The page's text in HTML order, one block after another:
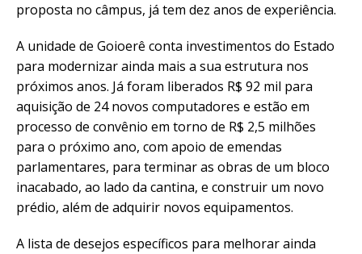
proposta no câmpus, já tem dez anos de experiência.
A unidade de Goioerê conta investimentos do Estado
para modernizar ainda mais a sua estrutura nos
próximos anos. Já foram liberados R$ 92 mil para
aquisição de 24 novos computadores e estão em
processo de convênio em torno de R$ 2,5 milhões
para o próximo ano, com apoio de emendas
parlamentares, para terminar as obras de um bloco
inacabado, ao lado da cantina, e construir um novo
prédio, além de adquirir novos equipamentos.
A lista de desejos específicos para melhorar ainda